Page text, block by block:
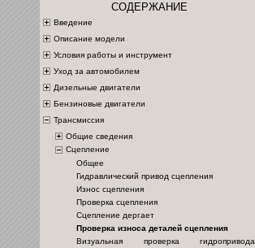
СОДЕРЖАНИЕ
Введение
Описание модели
Условия работы и инструмент
Уход за автомобилем
Дизельные двигатели
Бензиновые двигатели
Трансмиссия
Общие сведения
Сцепление
Общее
Гидравлический привод сцепления
Износ сцепления
Проверка сцепления
Сцепление дергает
Проверка износа деталей сцепления
Визуальная проверка гидропривода